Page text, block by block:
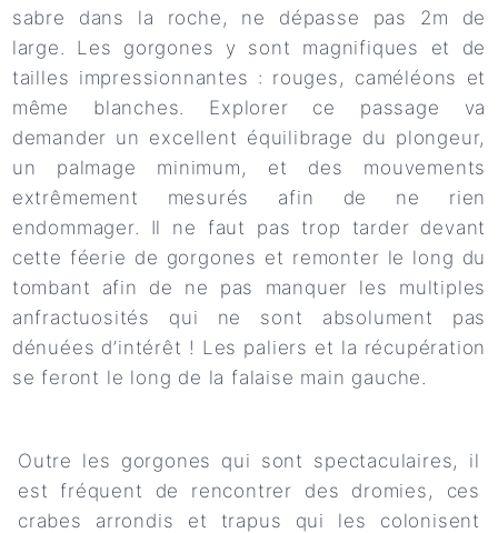
sabre dans la roche, ne dépasse pas 2m de
large. Les gorgones y sont magnifiques et de
tailles impressionnantes : rouges, caméléons et
même blanches. Explorer ce passage va
demander un excellent équilibrage du plongeur,
un palmage minimum, et des mouvements
extrêmement mesurés afin de ne rien
endommager. Il ne faut pas trop tarder devant
cette féerie de gorgones et remonter le long du
tombant afin de ne pas manquer les multiples
anfractuosités qui ne sont absolument pas
dénuées d’intérêt ! Les paliers et la récupération
se feront le long de la falaise main gauche.
Outre les gorgones qui sont spectaculaires, il
est fréquent de rencontrer des dromies, ces
crabes arrondis et trapus qui les colonisent